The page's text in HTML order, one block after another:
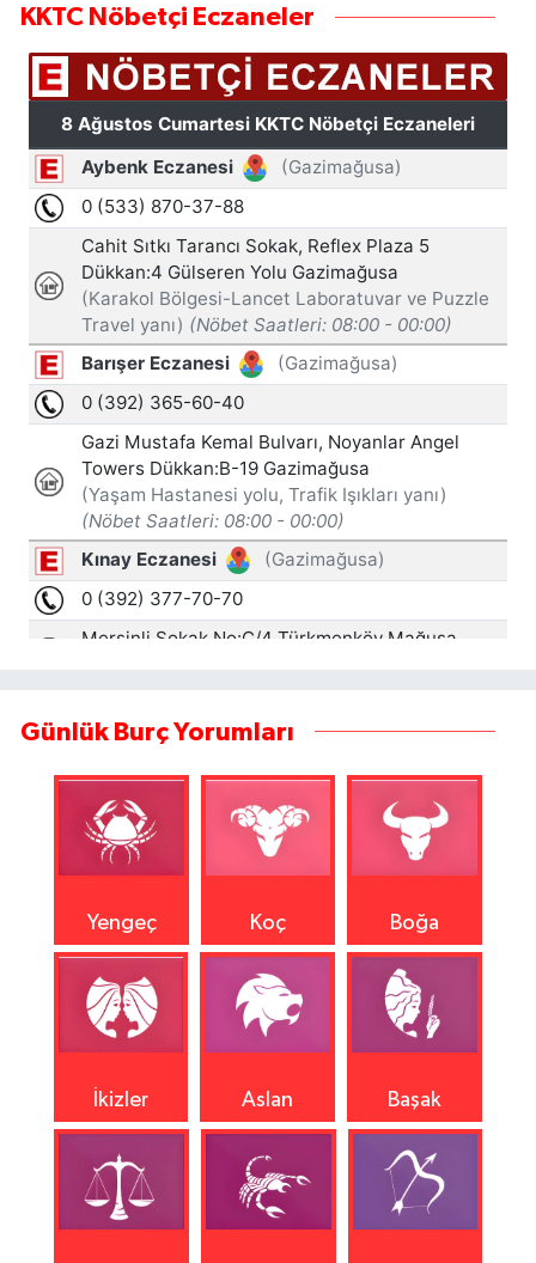
KKTC Nöbetçi Eczaneler
Günlük Burç Yorumları
Yengeç Koç Boğa
İkizler Aslan Başak